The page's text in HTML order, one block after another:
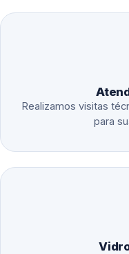
Realizamos visitas
para